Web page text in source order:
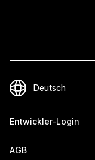
Entwickler-Login
AGB